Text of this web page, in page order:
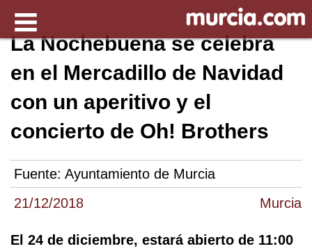
21/12/2018 Murcia
La Nochebuena se celebra
en el Mercadillo de Navidad
con un aperitivo y el
concierto de Oh! Brothers
Fuente: Ayuntamiento de Murcia
El 24 de diciembre, estará abierto de 11:00